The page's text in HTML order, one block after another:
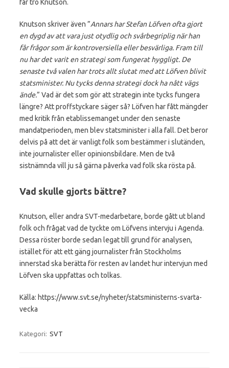
får tro Knutson.
Knutson skriver även ”Annars har Stefan Löfven ofta gjort
en dygd av att vara just otydlig och svårbegriplig när han
får frågor som är kontroversiella eller besvärliga. Fram till
nu har det varit en strategi som fungerat hyggligt. De
senaste två valen har trots allt slutat med att Löfven blivit
statsminister. Nu tycks denna strategi dock ha nått vägs
ände.” Vad är det som gör att strategin inte tycks fungera
längre? Att proffstyckare säger så? Löfven har fått mängder
med kritik från etablissemanget under den senaste
mandatperioden, men blev statsminister i alla fall. Det beror
delvis på att det är vanligt folk som bestämmer i slutänden,
inte journalister eller opinionsbildare. Men de två
sistnämnda vill ju så gärna påverka vad folk ska rösta på.
Vad skulle gjorts bättre?
Knutson, eller andra SVT-medarbetare, borde gått ut bland
folk och frågat vad de tyckte om Löfvens intervju i Agenda.
Dessa röster borde sedan legat till grund för analysen,
istället för att ett gäng journalister från Stockholms
innerstad ska berätta för resten av landet hur intervjun med
Löfven ska uppfattas och tolkas.
Källa: https://www.svt.se/nyheter/statsministerns-svarta-
vecka
Kategori: SVT